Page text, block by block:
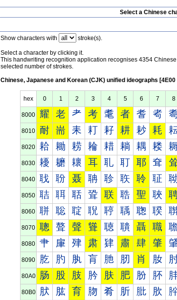
Select a Chinese
Show characters with stroke(s).
Select a character by clicking it.
This handwriting recognition application recognises 4354
selected number of strokes.
Chinese, Japanese and Korean (CJK) unified ideographs [4E00
hex 0 1 2 3 4 5 6 7 8
8000 耀 老 耂 考 耄 者 耆 耇
8010 耐 耑 耒 耓 耔 耕 耖 耗
8020 耠 耡 耢 耣 耤 耥 耦 耧
8030 耰 耱 耲 耳 耴 耵 耶 耷
8040 聀 聁 聂 聃 聄 聅 聆 聇
8050 聐 聑 聒 聓 联 聕 聖 聗
8060 聠 聡 聢 聣 聤 聥 聦 聧
8070 聰 聱 聲 聳 聴 聵 聶 職
8080 肀 肁 肂 肃 肄 肅 肆 肇
8090 肐 肑 肒 肓 肔 肕 肖 肗
80A0 肠 股 肢 肣 肤 肥 肦 肧
80B0 肰 肱 育 肳 肴 肵 肶 肷